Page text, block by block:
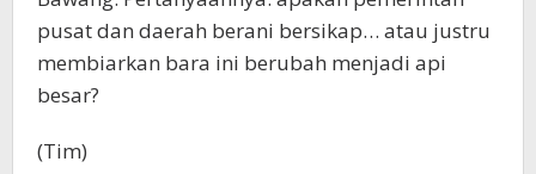
pusat dan daerah berani bersikap… atau justru
membiarkan bara ini berubah menjadi api
besar?
(Tim)